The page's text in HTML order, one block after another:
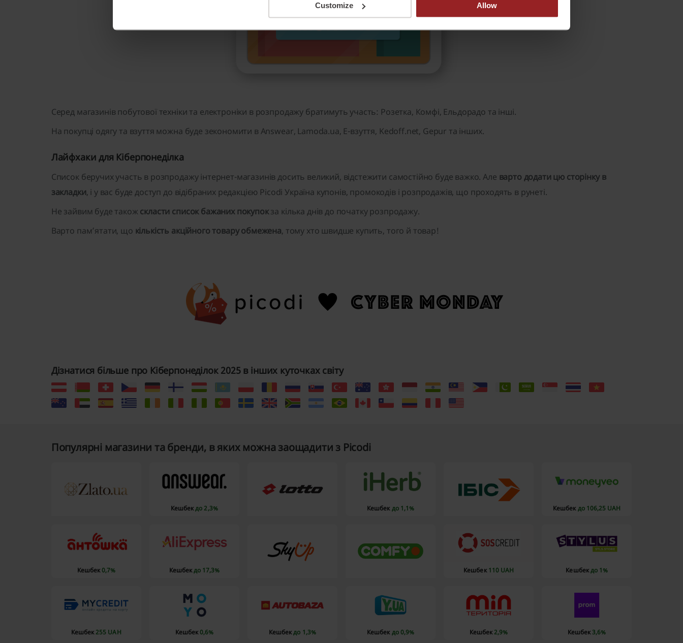
Customize Allow
Серед магазинів побутової техніки та електроніки в розпродажу братимуть участь: Розетка, Комфі, Ельдорадо та інші.
На покупці одягу та взуття можна буде зекономити в Answear, Lamoda.ua, Е-взуття, Kedoff.net, Gepur та інших.
Лайфхаки для Кіберпонеділка
Список беручих участь в розпродажу інтернет-магазинів досить великий, відстежити самостійно буде важко. Але варто додати цю сторінку в
закладки, і у вас буде доступ до відібраних редакцією Picodi Україна купонів, промокодів і розпродажів, що проходять в рунеті.
Не зайвим буде також скласти список бажаних покупокза кілька днів до початку розпродажу.
Варто пам’ятати, що кількість акційного товару обмежена, тому хто швидше купить, того й товар!
Дізнатися більше про Кіберпонеділок 2025 в інших куточках світу
Популярні магазини та бренди, в яких можна заощадити з Picodi
Кешбекдо 2,3% Кешбекдо 1,1% Кешбекдо 106,25 UAH
Кешбек0,7% Кешбекдо 17,3% Кешбек110 UAH Кешбекдо 1%
Кешбек255 UAH Кешбек0,6% Кешбекдо 1,3% Кешбекдо 0,9% Кешбек2,9% Кешбек3,6%